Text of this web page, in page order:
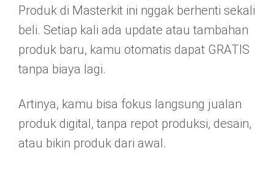
Produk di Masterkit ini nggak berhenti sekali
beli. Setiap kali ada update atau tambahan
produk baru, kamu otomatis dapat GRATIS
tanpa biaya lagi.
Artinya, kamu bisa fokus langsung jualan
produk digital, tanpa repot produksi, desain,
atau bikin produk dari awal.